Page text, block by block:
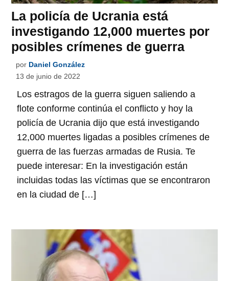
La policía de Ucrania está
investigando 12,000 muertes por
posibles crímenes de guerra
por Daniel González
13 de junio de 2022
Los estragos de la guerra siguen saliendo a
flote conforme continúa el conflicto y hoy la
policía de Ucrania dijo que está investigando
12,000 muertes ligadas a posibles crímenes de
guerra de las fuerzas armadas de Rusia. Te
puede interesar: En la investigación están
incluidas todas las víctimas que se encontraron
en la ciudad de […]